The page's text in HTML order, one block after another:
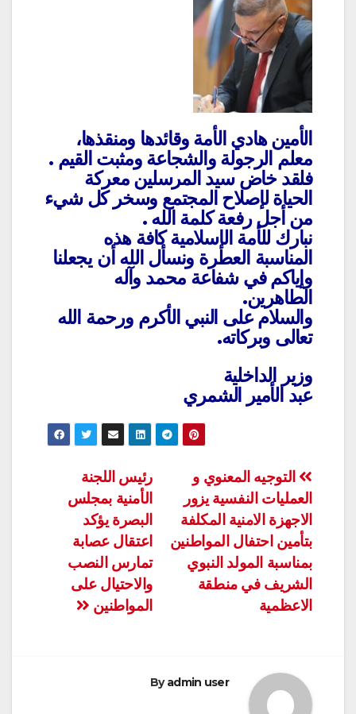
الأمين هادي الأمة وقائدها ومنقذها،
معلم الرجولة والشجاعة ومثبت القيم .
فلقد خاض سيد المرسلين معركة
الحياة لإصلاح المجتمع وسخر كل شيء
من أجل رفعة كلمة الله .
نبارك للأمة الإسلامية كافة هذه
المناسبة العطرة ونسأل الله أن يجعلنا
وإياكم في شفاعة محمد وآله
الطاهرين.
والسلام على النبي الأكرم ورحمة الله
تعالى وبركاته.
وزير الداخلية
عبد الأمير الشمري
تصفّح
المقالات
رئيس اللجنة
الأمنية بمجلس
البصرة يؤكد
اعتقال عصابة
تمارس النصب
والاحتيال على
المواطنين
التوجيه المعنوي و
العمليات النفسية يزور
الاجهزة الامنية المكلفة
بتأمين احتفال المواطنين
بمناسبة المولد النبوي
الشريف في منطقة
الاعظمية
Byadmin user